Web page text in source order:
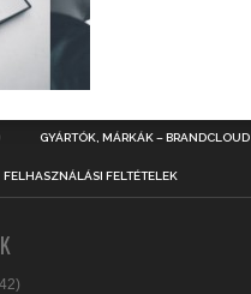
GYÁRTÓK, MÁRKÁK – BRANDCLOUD
FELHASZNÁLÁSI FELTÉTELEK